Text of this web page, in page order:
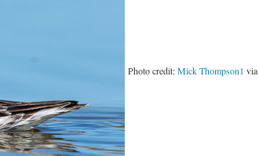
Photo credit:Mick Thompson1 via